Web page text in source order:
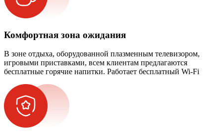
Комфортная зона ожидания
В зоне отдыха, оборудованной плазменным телевизором,
игровыми приставками, всем клиентам предлагаются
бесплатные горячие напитки. Работает бесплатный Wi-Fi